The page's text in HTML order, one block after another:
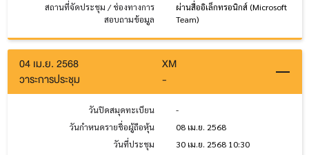
สถานที่จัดประชุม / ช่องทางการ
สอบถามข้อมูล
ผ่านสื่ออิเล็กทรอนิกส์ (Microsoft
Team)
04 เม.ย. 2568
XM
วาระการประชุม
-
วันปิดสมุดทะเบียน
-
วันกำหนดรายชื่อผู้ถือหุ้น
08 เม.ย. 2568
วันที่ประชุม
30 เม.ย. 2568 10:30